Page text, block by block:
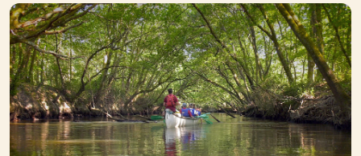
Photo